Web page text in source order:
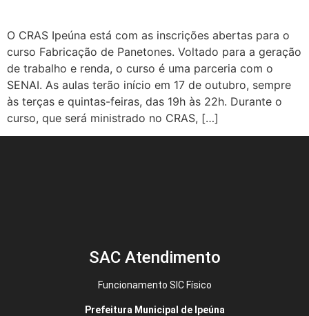
O CRAS Ipeúna está com as inscrições abertas para o
curso Fabricação de Panetones. Voltado para a geração
de trabalho e renda, o curso é uma parceria com o
SENAI. As aulas terão início em 17 de outubro, sempre
às terças e quintas-feiras, das 19h às 22h. Durante o
curso, que será ministrado no CRAS, […]
SAC Atendimento
Funcionamento SIC Físico
Prefeitura Municipal de Ipeúna